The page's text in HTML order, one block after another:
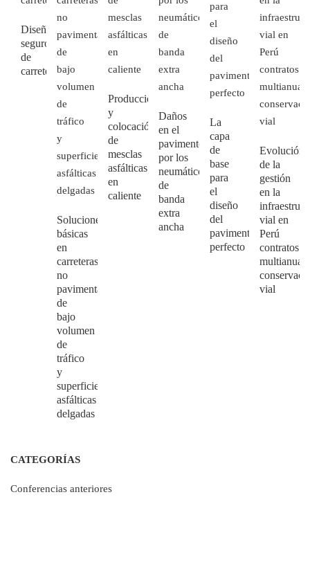
Diseño
seguro
de
carreteras
Soluciones
básicas
en
carreteras
no
pavimentadas
de
bajo
volumen
de
tráfico
y
superficies
asfálticas
delgadas
Producción
y
colocación
de
mesclas
asfálticas
en
caliente
Daños
en el
pavimento
por los
neumáticos
de
banda
extra
ancha
La
capa
de
base
para
el
diseño
del
pavimento
perfecto
Evolución
de la
gestión
en la
vial en
Perú
contratos
vial
CATEGORÍAS
Conferencias anteriores